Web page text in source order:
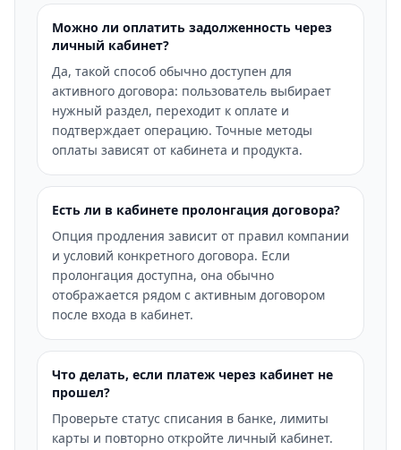
Можно ли оплатить задолженность через
личный кабинет?
Да, такой способ обычно доступен для
активного договора: пользователь выбирает
нужный раздел, переходит к оплате и
подтверждает операцию. Точные методы
оплаты зависят от кабинета и продукта.
Есть ли в кабинете пролонгация договора?
Опция продления зависит от правил компании
и условий конкретного договора. Если
пролонгация доступна, она обычно
отображается рядом с активным договором
после входа в кабинет.
Что делать, если платеж через кабинет не
прошел?
Проверьте статус списания в банке, лимиты
карты и повторно откройте личный кабинет.